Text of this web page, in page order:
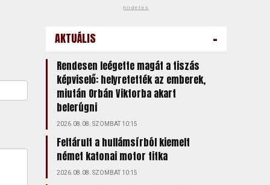
hirdetés
AKTUÁLIS -
Rendesen leégette magát a tiszás
képviselő: helyretették az emberek,
miután Orbán Viktorba akart
belerúgni
2026.08.08. SZOMBAT 10:15
Feltárult a hullámsírból kiemelt
német katonai motor titka
2026.08.08. SZOMBAT 10:15